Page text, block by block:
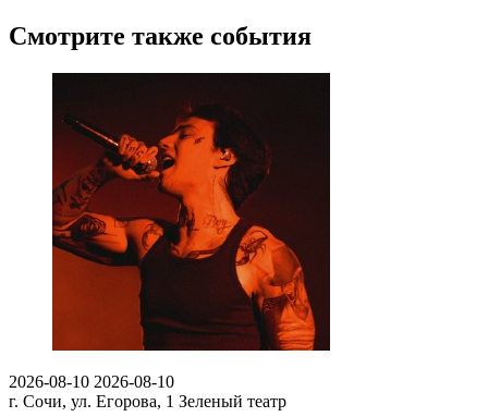
Смотрите также события
2026-08-10 2026-08-10
г. Сочи, ул. Егорова, 1 Зеленый театр